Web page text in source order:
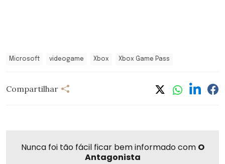
Microsoft videogame Xbox Xbox Game Pass
Compartilhar
Nunca foi tão fácil ficar bem informado com O
Antagonista